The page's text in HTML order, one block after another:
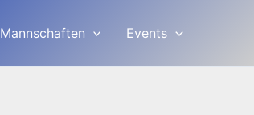
Mannschaften Events